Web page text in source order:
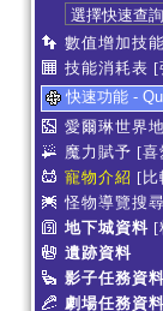
數值增加技能
技能消耗表 [
快速功能 -
愛爾琳世界
魔力賦予 [喜
寵物介紹 [比
怪物導覽搜尋
地下城資料 [
遺跡資料
影子任務資
劇場任務資